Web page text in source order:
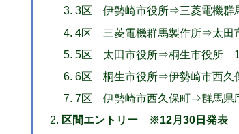
3区 伊勢崎市役所⇒三菱電機
4区 三菱電機群馬製作所⇒太
5区 太田市役所⇒桐生市役所
6区 桐生市役所⇒伊勢崎市西
7区 伊勢崎市西久保町⇒群馬
区間エントリー ※12月30日発表